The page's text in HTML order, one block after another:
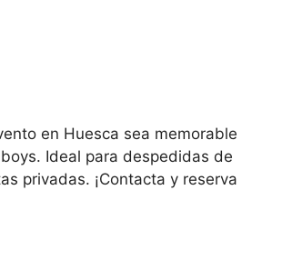
en Huesca sea memorable
Ideal para despedidas de
privadas. ¡Contacta y reserva